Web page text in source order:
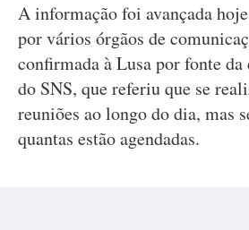
A informação foi avançada
por vários órgãos de
confirmada à Lusa por fonte
do SNS, que referiu que se
reuniões ao longo do dia, mas
quantas estão agendadas.